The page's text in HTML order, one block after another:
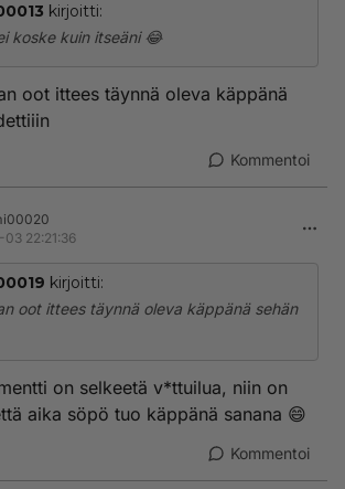
kirjoitti:
koske kuin itseäni 😂
oot ittees täynnä oleva käppänä
Kommentoi
22:21:36
kirjoitti:
oot ittees täynnä oleva käppänä sehän
on selkeetä v*ttuilua, niin on
aika söpö tuo käppänä sanana 😄
Kommentoi